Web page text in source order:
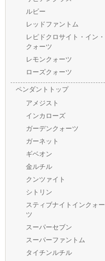
ルビー
レッドファントム
レピドクロサイト・イン・
クォーツ
レモンクォーツ
ローズクォーツ
ペンダントトップ
アメジスト
インカローズ
ガーデンクォーツ
ガーネット
ギベオン
金ルチル
クンツァイト
シトリン
スティブナイトインクォー
ツ
スーパーセブン
スーパーファントム
タイチンルチル